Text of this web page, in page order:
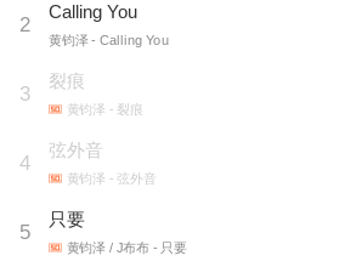
2
Calling You
黄钧泽- Calling You
3
裂痕
黄钧泽 - 裂痕
4
弦外音
黄钧泽 - 弦外音
5
只要
黄钧泽 / J布布- 只要